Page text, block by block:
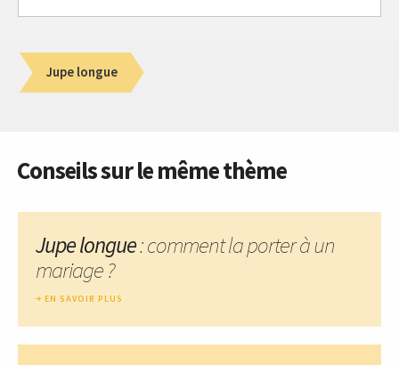
Jupe longue
Conseils sur le même thème
Jupe longue: comment la porter à un
mariage ?
EN SAVOIR PLUS